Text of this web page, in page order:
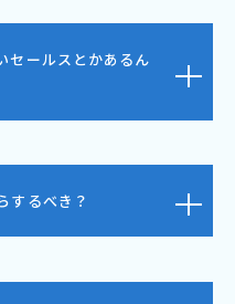
セールスとかあるん
するべき？